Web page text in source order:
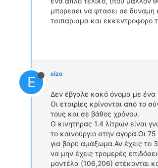
μπορεσει να φτασει σε δυναμη
τσιπαρισμα και εκκεντροφορο
E eizo
Δεν έβγαλε κακό όνομα με ένα
Οι εταιρίες κρίνονται από το
τους και σε βάθος χρόνου.
Ο κινητήρας 1.4 λίτρων είναι
το καινούργιο στην αγορά.Οι 75
για βαρύ αμάξωμα.Αν έχεις το
να μην έχεις τρομερές
μοντέλα (106,206) στέκονται